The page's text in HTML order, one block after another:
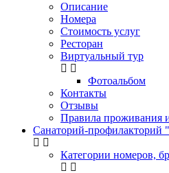
Описание
Номера
Стоимость услуг
Ресторан
Виртуальный тур
Фотоальбом
Контакты
Отзывы
Правила проживания
Санаторий-профилакторий
Категории номеров,